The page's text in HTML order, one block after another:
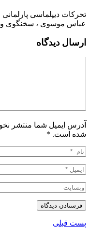
تحرکات دیپلماسی
عباس موسوی ، سخنگوی
ارسال دیدگاه
آدرس ایمیل شما منتشر
شده است. *
پست قبلی